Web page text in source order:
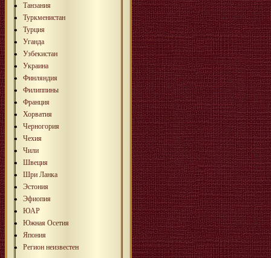
Танзания
Туркменистан
Турция
Уганда
Узбекистан
Украина
Финляндия
Филиппины
Франция
Хорватия
Черногория
Чехия
Чили
Швеция
Шри Ланка
Эстония
Эфиопия
ЮАР
Южная Осетия
Япония
Регион неизвестен